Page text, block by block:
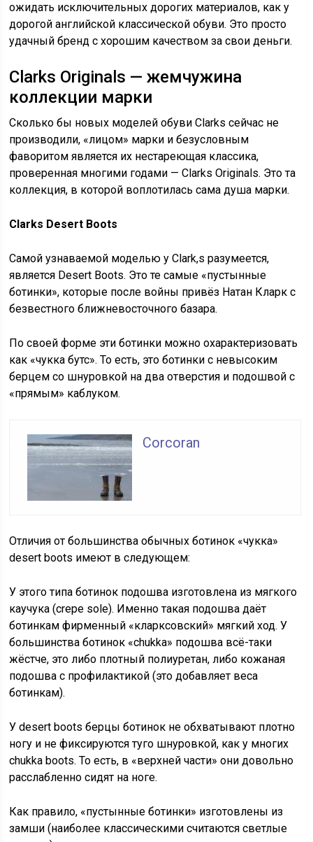
ожидать исключительных дорогих материалов, как у
дорогой английской классической обуви. Это просто
удачный бренд с хорошим качеством за свои деньги.
Clarks Originals — жемчужина
коллекции марки
Сколько бы новых моделей обуви Clarks сейчас не
производили, «лицом» марки и безусловным
фаворитом является их нестареющая классика,
проверенная многими годами — Clarks Originals. Это та
коллекция, в которой воплотилась сама душа марки.
Clarks Desert Boots
Самой узнаваемой моделью у Clark,s разумеется,
является Desert Boots. Это те самые «пустынные
ботинки», которые после войны привёз Натан Кларк с
безвестного ближневосточного базара.
По своей форме эти ботинки можно охарактеризовать
как «чукка бутс». То есть, это ботинки с невысоким
берцем со шнуровкой на два отверстия и подошвой с
«прямым» каблуком.
Corcoran
Отличия от большинства обычных ботинок «чукка»
desert boots имеют в следующем:
У этого типа ботинок подошва изготовлена из мягкого
каучука (crepe sole). Именно такая подошва даёт
ботинкам фирменный «кларксовский» мягкий ход. У
большинства ботинок «chukka» подошва всё-таки
жёстче, это либо плотный полиуретан, либо кожаная
подошва с профилактикой (это добавляет веса
ботинкам).
У desert boots берцы ботинок не обхватывают плотно
ногу и не фиксируются туго шнуровкой, как у многих
chukka boots. То есть, в «верхней части» они довольно
расслабленно сидят на ноге.
Как правило, «пустынные ботинки» изготовлены из
замши (наиболее классическими считаются светлые